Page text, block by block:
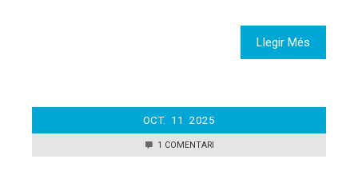
Llegir Més
OCT. 11 2025
1 COMENTARI